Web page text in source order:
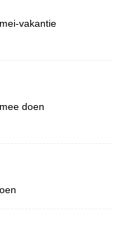
vakantie
doen